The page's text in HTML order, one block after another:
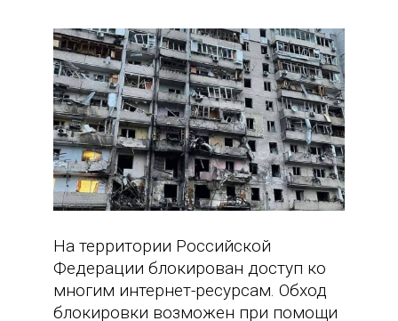
На территории Российской
Федерации блокирован доступ ко
многим интернет-ресурсам. Обход
блокировки возможен при помощи